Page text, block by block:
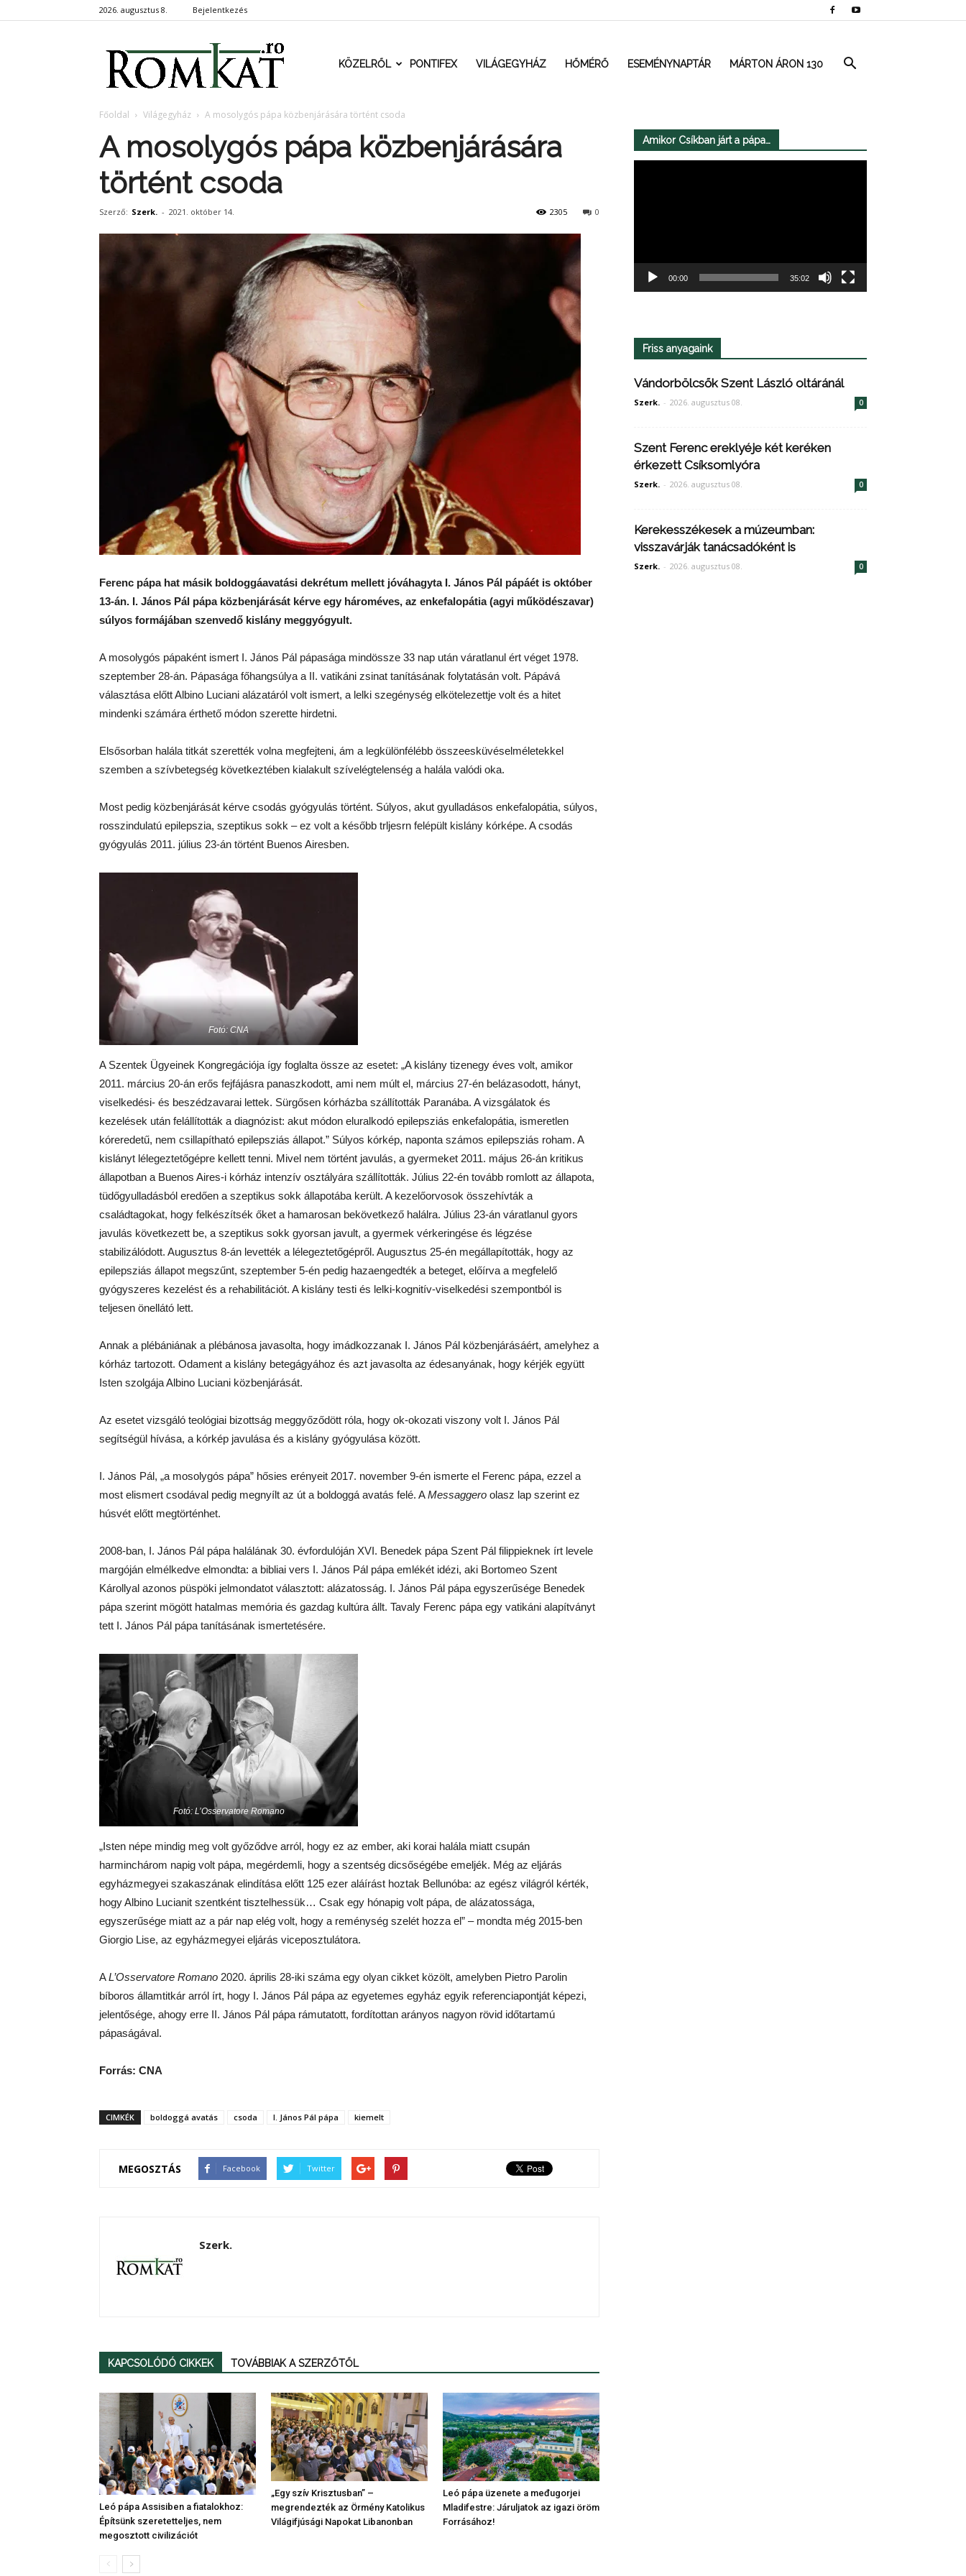
2026. augusztus 8. Bejelentkezés
RomKat.roKÖZELRŐL PONTIFEX VILÁGEGYHÁZ HŐMÉRŐ ESEMÉNYNAPTÁR MÁRTON ÁRON 130
Főoldal Világegyház A mosolygós pápa közbenjárására történt csoda
A mosolygós pápa közbenjárására
történt csoda
Szerző: Szerk. - 2021. október 14. 0
2305
Ferenc pápa hat másik boldoggáavatási dekrétum mellett jóváhagyta I. János Pál pápáét is október
13-án. I. János Pál pápa közbenjárását kérve egy hároméves, az enkefalopátia (agyi működészavar)
súlyos formájában szenvedő kislány meggyógyult.
A mosolygós pápaként ismert I. János Pál pápasága mindössze 33 nap után váratlanul ért véget 1978.
szeptember 28-án. Pápasága főhangsúlya a II. vatikáni zsinat tanításának folytatásán volt. Pápává
választása előtt Albino Luciani alázatáról volt ismert, a lelki szegénység elkötelezettje volt és a hitet
mindenki számára érthető módon szerette hirdetni.
Elsősorban halála titkát szerették volna megfejteni, ám a legkülönfélébb összeesküvéselméletekkel
szemben a szívbetegség következtében kialakult szívelégtelenség a halála valódi oka.
Most pedig közbenjárását kérve csodás gyógyulás történt. Súlyos, akut gyulladásos enkefalopátia, súlyos,
rosszindulatú epilepszia, szeptikus sokk – ez volt a később trljesrn felépült kislány kórképe. A csodás
gyógyulás 2011. július 23-án történt Buenos Airesben.
Fotó: CNA
A Szentek Ügyeinek Kongregációja így foglalta össze az esetet: „A kislány tizenegy éves volt, amikor
2011. március 20-án erős fejfájásra panaszkodott, ami nem múlt el, március 27-én belázasodott, hányt,
viselkedési- és beszédzavarai lettek. Sürgősen kórházba szállították Paranába. A vizsgálatok és
kezelések után felállították a diagnózist: akut módon eluralkodó epilepsziás enkefalopátia, ismeretlen
kóreredetű, nem csillapítható epilepsziás állapot.” Súlyos kórkép, naponta számos epilepsziás roham. A
kislányt lélegeztetőgépre kellett tenni. Mivel nem történt javulás, a gyermeket 2011. május 26-án kritikus
állapotban a Buenos Aires-i kórház intenzív osztályára szállították. Július 22-én tovább romlott az állapota,
tüdőgyulladásból eredően a szeptikus sokk állapotába került. A kezelőorvosok összehívták a
családtagokat, hogy felkészítsék őket a hamarosan bekövetkező halálra. Július 23-án váratlanul gyors
javulás következett be, a szeptikus sokk gyorsan javult, a gyermek vérkeringése és légzése
stabilizálódott. Augusztus 8-án levették a lélegeztetőgépről. Augusztus 25-én megállapították, hogy az
epilepsziás állapot megszűnt, szeptember 5-én pedig hazaengedték a beteget, előírva a megfelelő
gyógyszeres kezelést és a rehabilitációt. A kislány testi és lelki-kognitív-viselkedési szempontból is
teljesen önellátó lett.
Annak a plébániának a plébánosa javasolta, hogy imádkozzanak I. János Pál közbenjárásáért, amelyhez a
kórház tartozott. Odament a kislány betegágyához és azt javasolta az édesanyának, hogy kérjék együtt
Isten szolgája Albino Luciani közbenjárását.
Az esetet vizsgáló teológiai bizottság meggyőződött róla, hogy ok-okozati viszony volt I. János Pál
segítségül hívása, a kórkép javulása és a kislány gyógyulása között.
I. János Pál, „a mosolygós pápa” hősies erényeit 2017. november 9-én ismerte el Ferenc pápa, ezzel a
most elismert csodával pedig megnyílt az út a boldoggá avatás felé. AMessaggero olasz lap szerint ez
húsvét előtt megtörténhet.
2008-ban, I. János Pál pápa halálának 30. évfordulóján XVI. Benedek pápa Szent Pál filippieknek írt levele
margóján elmélkedve elmondta: a bibliai vers I. János Pál pápa emlékét idézi, aki Bortomeo Szent
Károllyal azonos püspöki jelmondatot választott: alázatosság. I. János Pál pápa egyszerűsége Benedek
pápa szerint mögött hatalmas memória és gazdag kultúra állt. Tavaly Ferenc pápa egy vatikáni alapítványt
tett I. János Pál pápa tanításának ismertetésére.
Fotó: L’Osservatore Romano
„Isten népe mindig meg volt győződve arról, hogy ez az ember, aki korai halála miatt csupán
harminchárom napig volt pápa, megérdemli, hogy a szentség dicsőségébe emeljék. Még az eljárás
egyházmegyei szakaszának elindítása előtt 125 ezer aláírást hoztak Bellunóba: az egész világról kérték,
hogy Albino Lucianit szentként tisztelhessük… Csak egy hónapig volt pápa, de alázatossága,
egyszerűsége miatt az a pár nap elég volt, hogy a reménység szelét hozza el” – mondta még 2015-ben
Giorgio Lise, az egyházmegyei eljárás viceposztulátora.
AL’Osservatore Romano 2020. április 28-iki száma egy olyan cikket közölt, amelyben Pietro Parolin
bíboros államtitkár arról írt, hogy I. János Pál pápa az egyetemes egyház egyik referenciapontját képezi,
jelentősége, ahogy erre II. János Pál pápa rámutatott, fordítottan arányos nagyon rövid időtartamú
pápaságával.
Forrás: CNA
CIMKÉK boldoggá avatás csoda I. János Pál pápa kiemelt
MEGOSZTÁS Facebook Twitter
Szerk.
KAPCSOLÓDÓ CIKKEK TOVÁBBIAK A SZERZŐTŐL
Leó pápa Assisiben a fiatalokhoz:
Építsünk szeretetteljes, nem
megosztott civilizációt
„Egy szív Krisztusban” –
megrendezték az Örmény Katolikus
Világifjúsági Napokat Libanonban
Leó pápa üzenete a međugorjei
Mladifestre: Járuljatok az igazi öröm
Forrásához!
Amikor Csíkban járt a pápa…
00:00 35:02
Friss anyagaink
Vándorbölcsők Szent László oltáránál
Szerk. - 2026. augusztus 08. 0
Szent Ferenc ereklyéje két keréken
érkezett Csíksomlyóra
Szerk. - 2026. augusztus 08. 0
Kerekesszékesek a múzeumban:
visszavárják tanácsadóként is
Szerk. - 2026. augusztus 08. 0